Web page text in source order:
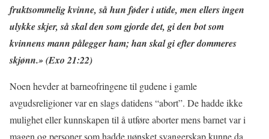
fruktsommelig kvinne, så hun føder i utide, men ellers ingen
ulykke skjer, så skal den som gjorde det, gi den bot som
kvinnens mann pålegger ham; han skal gi efter dommeres
skjønn.» (Exo 21:22)
Noen hevder at barneofringene til gudene i gamle
avgudsreligioner var en slags datidens “abort”. De hadde ikke
mulighet eller kunnskapen til å utføre aborter mens barnet var i
magen og personer som hadde uønsket svangerskap kunne da